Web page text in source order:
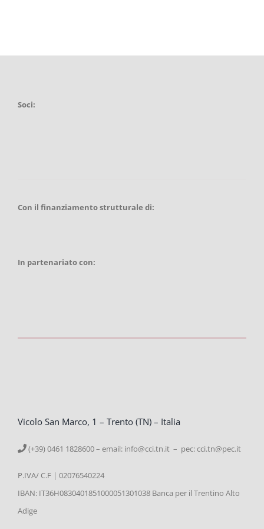
Soci:
Con il finanziamento strutturale di:
In partenariato con:
Vicolo San Marco, 1 – Trento (TN) – Italia
(+39) 0461 1828600 – email: info@cci.tn.it – pec: cci.tn@pec.it
P.IVA/ C.F | 02076540224
IBAN: IT36H0830401851000051301038 Banca per il Trentino Alto
Adige